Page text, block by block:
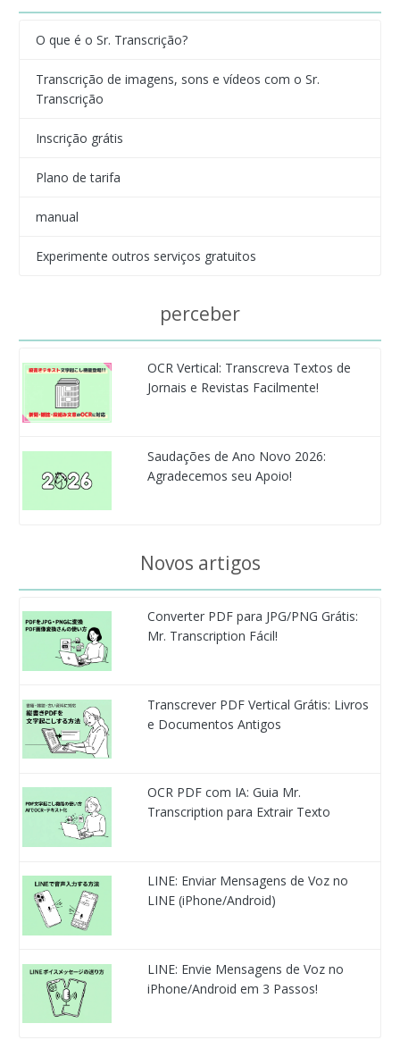
O que é o Sr. Transcrição?
Transcrição de imagens, sons e vídeos com o Sr.
Transcrição
Inscrição grátis
Plano de tarifa
manual
Experimente outros serviços gratuitos
perceber
OCR Vertical: Transcreva Textos de
Jornais e Revistas Facilmente!
Saudações de Ano Novo 2026:
Agradecemos seu Apoio!
Novos artigos
Converter PDF para JPG/PNG Grátis:
Mr. Transcription Fácil!
Transcrever PDF Vertical Grátis: Livros
e Documentos Antigos
OCR PDF com IA: Guia Mr.
Transcription para Extrair Texto
LINE: Enviar Mensagens de Voz no
LINE (iPhone/Android)
LINE: Envie Mensagens de Voz no
iPhone/Android em 3 Passos!